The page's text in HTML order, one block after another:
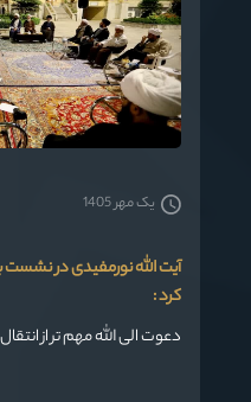
آیت الله نورمفیدی در نشست
کرد :
دعوت الی الله مهم تر از
یک مهر 1405